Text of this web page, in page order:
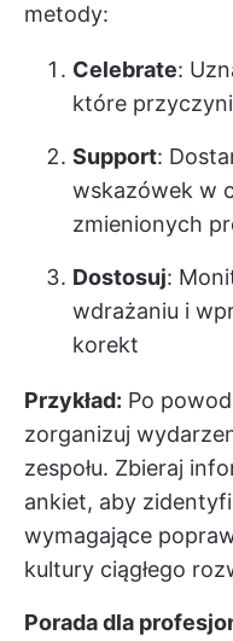
metody:
Celebrate:
które
Support:
wskazówek w
zmienionych
Dostosuj:
wdrażaniu i
korekt
Przykład: Po
zorganizuj
zespołu. Zbieraj
ankiet, aby
wymagające
kultury ciągłego
Porada dla